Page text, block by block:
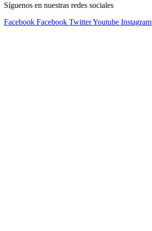
Síguenos en nuestras redes sociales
Facebook Facebook TwitterYoutube Instagram